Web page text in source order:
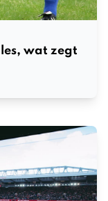
wat zegt